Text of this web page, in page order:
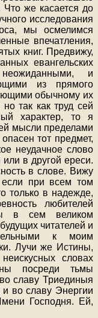
же касается до
исследования
мы осмелимся
впечатления,
книг. Предвижу,
евангельских
и
из прямого
обычному их
так как труд сей
характер, то я
мысли пределами
тот предмет,
неудачное слово
в другой ереси.
в слове. Вижу
при всем том
только в надежде,
любителей
в сем великом
читателей и
к моим
Лучи же Истины,
словах
посреди тьмы
славу Триединыя
во славу Энергии
Господня. Ей,